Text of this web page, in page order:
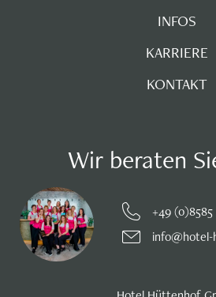
INFOS
KARRIERE
KONTAKT
Wir beraten
+49